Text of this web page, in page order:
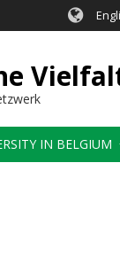
IN BELGIUM